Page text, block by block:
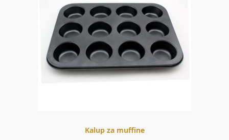
Kalup za muffine